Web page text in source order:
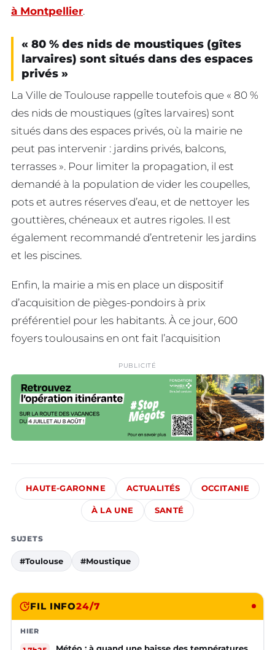
à Montpellier.
« 80 % des nids de moustiques (gîtes
larvaires) sont situés dans des espaces
privés »
La Ville de Toulouse rappelle toutefois que « 80 %
des nids de moustiques (gîtes larvaires) sont
situés dans des espaces privés, où la mairie ne
peut pas intervenir : jardins privés, balcons,
terrasses ». Pour limiter la propagation, il est
demandé à la population de vider les coupelles,
pots et autres réserves d’eau, et de nettoyer les
gouttières, chéneaux et autres rigoles. Il est
également recommandé d’entretenir les jardins
et les piscines.
Enfin, la mairie a mis en place un dispositif
d’acquisition de pièges-pondoirs à prix
préférentiel pour les habitants. À ce jour, 600
foyers toulousains en ont fait l’acquisition
PUBLICITÉ
HAUTE-GARONNE ACTUALITÉS OCCITANIE
À LA UNE SANTÉ
SUJETS
#Toulouse #Moustique
FIL INFO24/7
HIER
Météo : à quand une baisse des températures